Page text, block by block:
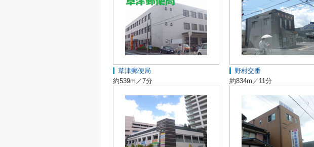
草津郵便局
約539m／7分
野村交番
約834m／11分